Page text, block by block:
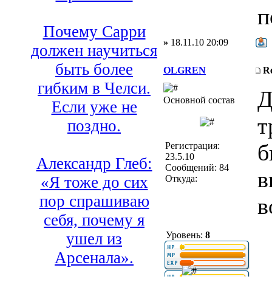
Почему Сарри
должен научиться
быть более
гибким в Челси.
Если уже не
поздно.
Александр Глеб:
«Я тоже до сих
пор спрашиваю
себя, почему я
ушел из
Арсенала».
» 18.11.10 20:09
OLGREN
Основной состав
Регистрация:
23.5.10
Сообщений: 84
Откуда:
Уровень: 8